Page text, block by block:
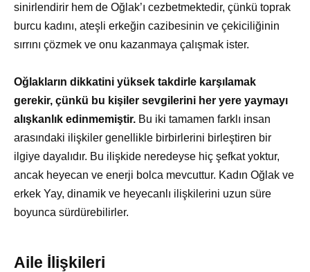
sinirlendirir hem de Oğlak’ı cezbetmektedir, çünkü toprak
burcu kadını, ateşli erkeğin cazibesinin ve çekiciliğinin
sırrını çözmek ve onu kazanmaya çalışmak ister.
Oğlakların dikkatini yüksek takdirle karşılamak
gerekir, çünkü bu kişiler sevgilerini her yere yaymayı
alışkanlık edinmemiştir. Bu iki tamamen farklı insan
arasındaki ilişkiler genellikle birbirlerini birleştiren bir
ilgiye dayalıdır. Bu ilişkide neredeyse hiç şefkat yoktur,
ancak heyecan ve enerji bolca mevcuttur. Kadın Oğlak ve
erkek Yay, dinamik ve heyecanlı ilişkilerini uzun süre
boyunca sürdürebilirler.
Aile İlişkileri